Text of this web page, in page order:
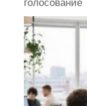
голосование